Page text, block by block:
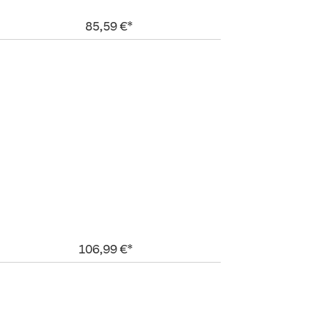
85,59 €*
106,99 €*